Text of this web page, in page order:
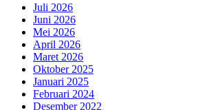
Juli 2026
Juni 2026
Mei 2026
April 2026
Maret 2026
Oktober 2025
Januari 2025
Februari 2024
Desember 2022